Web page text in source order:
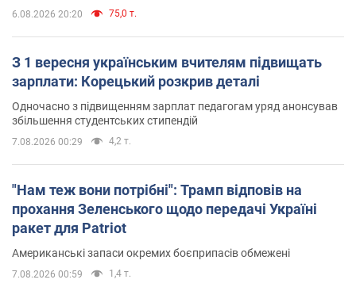
6.08.2026 20:20 75,0 т.
З 1 вересня українським вчителям підвищать
зарплати: Корецький розкрив деталі
Одночасно з підвищенням зарплат педагогам уряд анонсував
збільшення студентських стипендій
7.08.2026 00:29 4,2 т.
"Нам теж вони потрібні": Трамп відповів на
прохання Зеленського щодо передачі Україні
ракет для Patriot
Американські запаси окремих боєприпасів обмежені
7.08.2026 00:59 1,4 т.